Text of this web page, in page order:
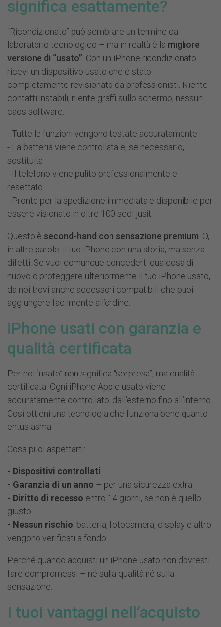
significa esattamente?
“Ricondizionato” può sembrare un termine da
laboratorio tecnologico – ma in realtà è la migliore
versione di “usato” . Con un iPhone ricondizionato
ricevi un dispositivo usato che è stato
completamente revisionato da professionisti. Niente
contatti instabili, niente graffi sullo schermo, nessun
caos software:
- Tutte le funzioni vengono testate accuratamente
- La batteria viene controllata e, se necessario,
sostituita
- Il telefono viene pulito professionalmente e
resettato
- Pronto per la spedizione immediata e disponibile per
essere visionato in oltre 100 sedi jusit
Questo è second-hand con sensazione premium . O,
in altre parole: il tuo iPhone con una storia, ma senza
difetti. Se vuoi comunque concederti qualcosa di
nuovo o proteggere ulteriormente il tuo iPhone usato,
da noi trovi anche accessori compatibili che puoi
aggiungere facilmente all’ordine.
iPhone usati con garanzia e
qualità certificata
Per noi “usato” non significa “sorpresa”, ma qualità
certificata. Ogni iPhone Apple usato viene
accuratamente controllato: dall’esterno fino all’interno.
Così ottieni una tecnologia che funziona bene quanto
entusiasma.
Cosa puoi aspettarti:
- Dispositivi controllati
- Garanzia di un anno – per una sicurezza extra
- Diritto di recesso entro 14 giorni, se non è quello
giusto
- Nessun rischio: batteria, fotocamera, display e altro
vengono verificati a fondo
Perché quando acquisti un iPhone usato non dovresti
fare compromessi – né sulla qualità né sulla
sensazione.
I tuoi vantaggi nell’acquisto